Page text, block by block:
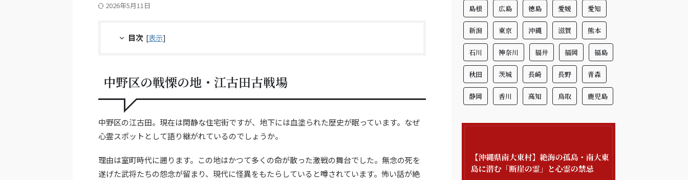
2026年5月11日
目次 [表示]
中野区の戦慄の地・江古田古戦場
中野区の江古田。現在は閑静な住宅街ですが、地下には血塗られた歴史が眠っています。なぜ
心霊スポットとして語り継がれているのでしょうか。
理由は室町時代に遡ります。この地はかつて多くの命が散った激戦の舞台でした。無念の死を
遂げた武将たちの怨念が留まり、現代に怪異をもたらしていると噂されています。怖い話が絶
島根 広島 徳島 愛媛 愛知
新潟 東京 沖縄 滋賀 熊本
石川 神奈川 福井 福岡 福島
秋田 茨城 長崎 長野 青森
静岡 香川 高知 鳥取 鹿児島